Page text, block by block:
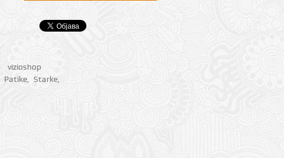
vizioshop
Patike, Starke,